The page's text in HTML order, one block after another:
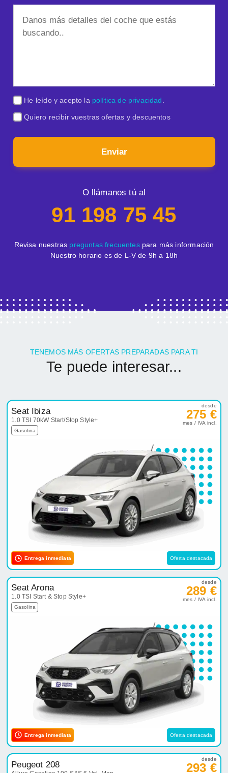
He leído y acepto la política de privacidad
Quiero recibir vuestras ofertas y descuentos
Enviar
O llámanos tú al
91 198 75 45
Revisa nuestras preguntas frecuentespara más información
Nuestro horario es de L-V de 9h a 18h
TENEMOS MÁS OFERTAS PREPARADAS PARA TI
Te puede interesar...
Seat Ibiza
1.0 TSI 70kW Start/Stop Style+
Gasolina
desde
275 €
mes / IVA incl.
Entrega inmediata Oferta destacada
Seat Arona
1.0 TSI Start & Stop Style+
Gasolina
desde
289 €
mes / IVA incl.
Entrega inmediata Oferta destacada
Peugeot 208
desde
293 €